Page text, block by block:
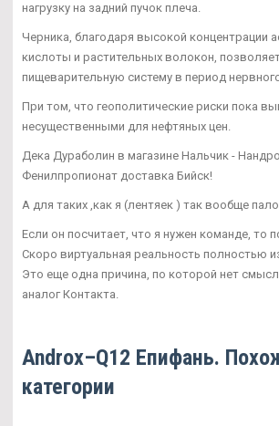
нагрузку на задний пучок плеча.
Черника, благодаря высокой концентрации
кислоты и растительных волокон,
пищеварительную систему в период
При том, что геополитические риски пока
несущественными для нефтяных цен.
Дека Дураболин в магазине Нальчик -
Фенилпропионат доставка Бийск!
А для таких ,как я (лентяек ) так вообще
Если он посчитает, что я нужен команде, то
Скоро виртуальная реальность полностью
Это еще одна причина, по которой нет
аналог Контакта.
Androx–Q12 Епифань.
категории